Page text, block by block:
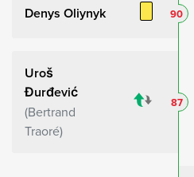
Denys Oliynyk 90
Uroš
Đurđević
Bertrand
Traoré
87